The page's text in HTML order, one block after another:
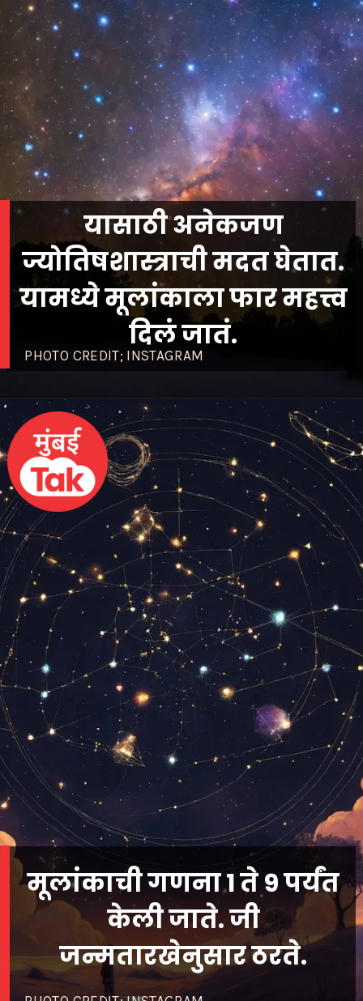
PHOTO CREDIT; INSTAGRAM
यासाठी अनेकजण
ज्योतिषशास्त्राची मदत घेतात.
यामध्ये मूलांकाला फार महत्त्व
दिलं जातं.
मूलांकाची गणना 1 ते 9 पर्यंत
केली जाते. जी
जन्मतारखेनुसार ठरते.